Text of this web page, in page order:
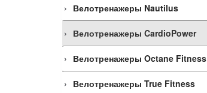
Велотренажеры Nautilus
Велотренажеры CardioPower
Велотренажеры Octane Fitness
Велотренажеры True Fitness